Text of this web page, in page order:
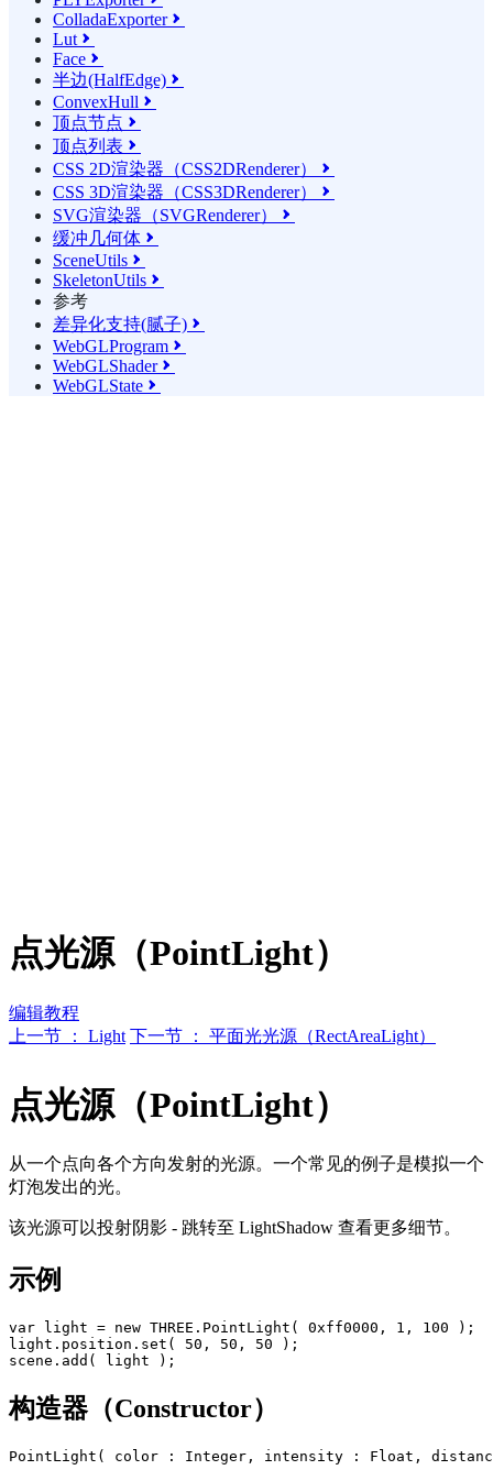
ColladaExporter
Lut 
Face 
半边(HalfEdge) 
ConvexHull 
顶点节点 
顶点列表 
CSS 2D渲染器（CSS2DRenderer） 
CSS 3D渲染器（CSS3DRenderer） 
SVG渲染器（SVGRenderer） 
缓冲几何体 
SceneUtils 
SkeletonUtils 
参考
差异化支持(腻子) 
WebGLProgram 
WebGLShader
WebGLState 
点光源（PointLight）
编辑教程
上一节 ： Light 下一节 ： 平面光光源（RectAreaLight）
点光源（PointLight）
从一个点向各个方向发射的光源。一个常见的例子是模拟一个
灯泡发出的光。
该光源可以投射阴影 - 跳转至 LightShadow 查看更多细节。
示例
var light = new THREE.PointLight( 0xff0000, 1, 100 );
light.position.set( 50, 50, 50 );
构造器（Constructor）